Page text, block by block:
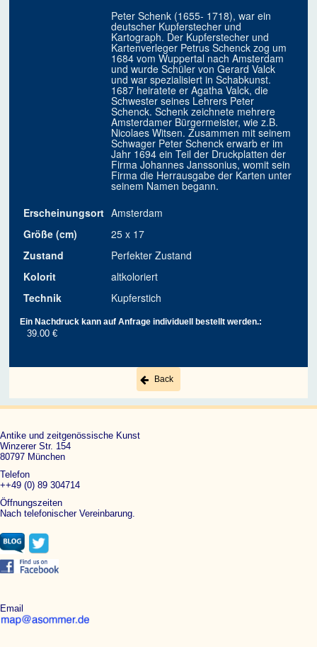
Peter Schenk (1655- 1718), war ein
deutscher Kupferstecher und
Kartograph. Der Kupferstecher und
Kartenverleger Petrus Schenck zog um
1684 vom Wuppertal nach Amsterdam
und wurde Schüler von Gerard Valck
und war spezialisiert in Schabkunst.
1687 heiratete er Agatha Valck, die
Schwester seines Lehrers Peter
Schenck. Schenk zeichnete mehrere
Amsterdamer Bürgermeister, wie z.B.
Nicolaes Witsen. Zusammen mit seinem
Schwager Peter Schenck erwarb er im
Jahr 1694 ein Teil der Druckplatten der
Firma Johannes Janssonius, womit sein
Firma die Herrausgabe der Karten unter
seinem Namen begann.
Erscheinungsort Amsterdam
Größe (cm)
25 x 17
Zustand
Perfekter Zustand
Kolorit
altkoloriert
Technik
Kupferstich
Ein Nachdruck kann auf Anfrage individuell bestellt werden.:
39.00 €
Back
Antike und zeitgenössische Kunst
Winzerer Str. 154
80797 München
Telefon
++49 (0) 89 304714
Öffnungszeiten
Nach telefonischer Vereinbarung.
Email